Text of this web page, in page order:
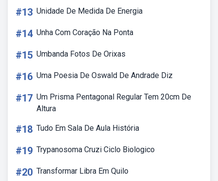
#13 Unidade De Medida De Energia
#14 Unha Com Coração Na Ponta
#15 Umbanda Fotos De Orixas
#16 Uma Poesia De Oswald De Andrade Diz
#17 Um Prisma Pentagonal Regular Tem 20cm De
Altura
#18 Tudo Em Sala De Aula História
#19 Trypanosoma Cruzi Ciclo Biologico
#20 Transformar Libra Em Quilo